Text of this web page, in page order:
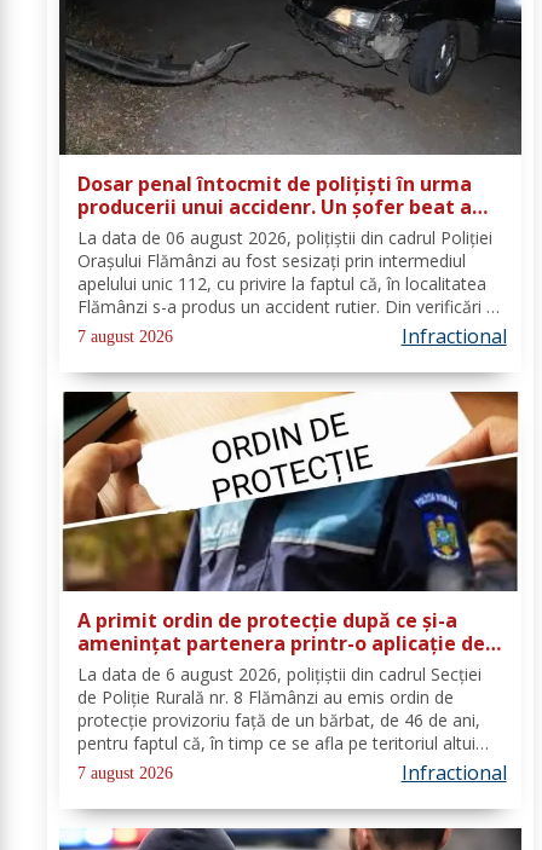
Dosar penal întocmit de polițiști în urma
producerii unui accidenr. Un șofer beat a
lovit un cap de pod
La data de 06 august 2026, polițiștii din cadrul Poliției
Orașului Flămânzi au fost sesizați prin intermediul
apelului unic 112, cu privire la faptul că, în localitatea
Flămânzi s-a produs un accident rutier. Din verificări a
reieșit faptul că, în timp ce se deplasa pe strada
Tulburea din orașul...
7 august 2026 Infractional
A primit ordin de protecție după ce și-a
amenințat partenera printr-o aplicație de
mesagerie
La data de 6 august 2026, polițiștii din cadrul Secției
de Poliție Rurală nr. 8 Flămânzi au emis ordin de
protecție provizoriu față de un bărbat, de 46 de ani,
pentru faptul că, în timp ce se afla pe teritoriul altui
stat, și-ar fi amenințat partenera, prin intermediul unor
mesaje transmise...
7 august 2026 Infractional